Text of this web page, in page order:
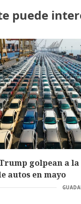
puede
golpean a
autos en mayo